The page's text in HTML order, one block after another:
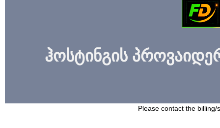
ჰოსტინგის
Please contact the